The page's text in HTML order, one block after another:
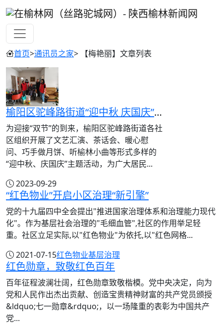
首页>通讯员之家> 【梅艳丽】文章列表
榆阳区驼峰路街道“迎中秋 庆国庆”活动精彩纷呈
为迎接“双节”的到来，榆阳区驼峰路街道各社
区组织开展了文艺汇演、茶话会、暖心慰
问、巧手做月饼、听榆林小曲等形式多样的
“迎中秋、庆国庆”主题活动，为广大居民...
2023-09-29
“红色物业”开启小区治理“新引擎”
党的十九届四中全会提出"推进国家治理体系和治理能力现代
化"。作为基层社会治理的"毛细血管",社区的作用举足轻
重。社区立足实际,以"红色物业"为依托,以"红色网格...
2021-07-15红色物业基层治理
红色勋章，致敬红色百年
百年征程波澜壮阔，红色勋章致敬楷模。党中央决定，向为
党和人民作出杰出贡献、创造宝贵精神财富的共产党员颁授
&ldquo;七一勋章&rdquo;，以一场隆重的表彰为中国共产
党...